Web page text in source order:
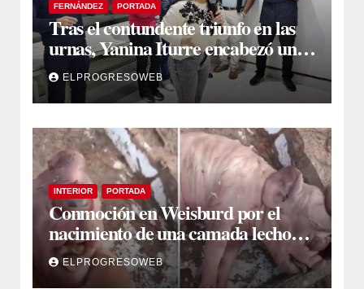
FERNÁNDEZ PORTADA
Tras el contundente triunfo en las
urnas, Yanina Iturre encabezó un
encuentro con vecinos y dirigentes
en Fernández
ELPROGRESOWEB
INTERIOR PORTADA
Conmoción en Weisburd por el
nacimiento de una camada lechones
con graves deformaciones
ELPROGRESOWEB